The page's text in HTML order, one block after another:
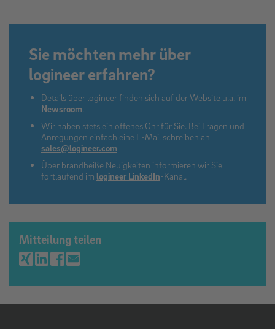
Sie möchten mehr über
logineer erfahren?
Details über logineer finden sich auf der Website u.a. im
Newsroom.
Wir haben stets ein offenes Ohr für Sie. Bei Fragen und
Anregungen einfach eine E-Mail schreiben an
sales@logineer.com
Über brandheiße Neuigkeiten informieren wir Sie
fortlaufend im logineer LinkedIn-Kanal.
Mitteilung teilen